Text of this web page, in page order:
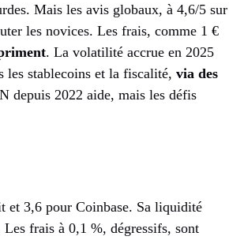
Mais les avis globaux, à 4,6/5 sur
les novices. Les frais, comme 1 €
. La volatilité accrue en 2025
stablecoins et la fiscalité, via des
depuis 2022 aide, mais les défis
et 3,6 pour Coinbase. Sa liquidité
frais à 0,1 %, dégressifs, sont